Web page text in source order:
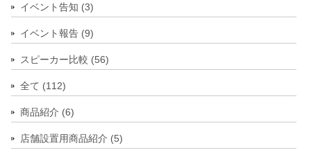
イベント告知 (3)
イベント報告 (9)
スピーカー比較 (56)
全て (112)
商品紹介 (6)
店舗設置用商品紹介 (5)